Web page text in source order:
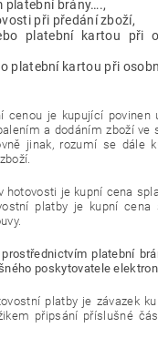
platební brány….,
při předání zboží,
platební kartou při
platební kartou při
cenou je kupující povinen
a dodáním zboží ve
jinak, rozumí se dále
hotovosti je kupní cena
platby je kupní
platební
poskytovatele
platby je závazek
připsání příslušné